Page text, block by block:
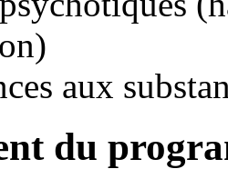
aux
du